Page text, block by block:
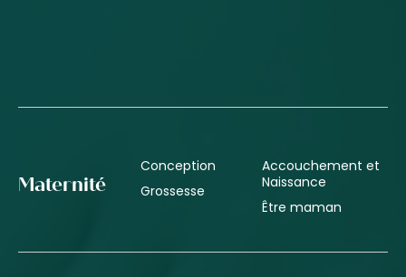
Maternité
Conception
Grossesse
Accouchement et
Naissance
Être maman